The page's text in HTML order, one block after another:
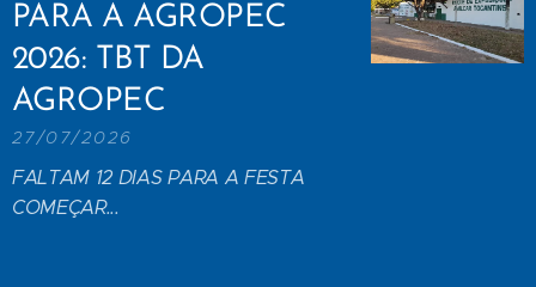
PARA A AGROPEC
2026: TBT DA
AGROPEC
27/07/2026
FALTAM 12 DIAS PARA A FESTA
COMEÇAR...